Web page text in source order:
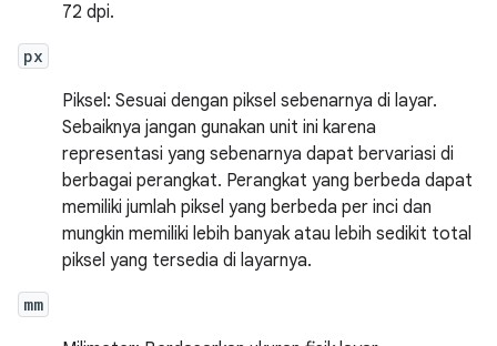
72 dpi.
px
Piksel: Sesuai dengan piksel sebenarnya di layar.
Sebaiknya jangan gunakan unit ini karena
representasi yang sebenarnya dapat bervariasi di
berbagai perangkat. Perangkat yang berbeda dapat
memiliki jumlah piksel yang berbeda per inci dan
mungkin memiliki lebih banyak atau lebih sedikit total
piksel yang tersedia di layarnya.
mm